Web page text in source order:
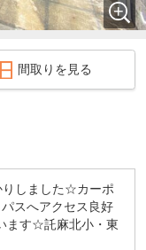
間取りを見る
しました☆カーポ
スへアクセス良好
ます☆託麻北小・東